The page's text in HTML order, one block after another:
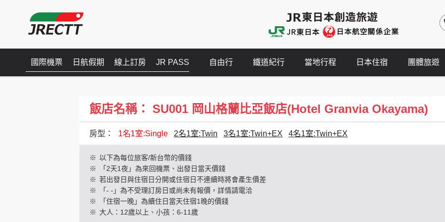
國際機票 日航假期 線上訂房 JR PASS 自由行 鐵道紀行 當地行程 日本住宿 團體旅遊
飯店名稱： SU001 岡山格蘭比亞飯店(Hotel Granvia Okayama)
房型： 1名1室:Single 2名1室:Twin 3名1室:Twin+EX 4名1室:Twin+EX
※ 以下為每位旅客/新台幣的價錢
※
「2天1夜」為來回機票、出發日當天價錢
※ 若出發日與住宿日分開或住宿日不連續時將會產生價差
※
「- -」為不受理訂房日或尚未有報價，詳情請電洽
※
「住宿一晚」為續住日當天住宿1晚的價錢
※ 大人：12歲以上、小孩：6-11歲